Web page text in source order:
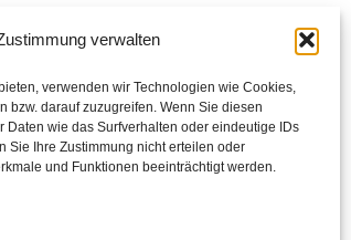
verwalten
verwenden wir Technologien wie Cookies,
bzw. darauf zuzugreifen. Wenn Sie diesen
Daten wie das Surfverhalten oder eindeutige IDs
Sie Ihre Zustimmung nicht erteilen oder
und Funktionen beeinträchtigt werden.